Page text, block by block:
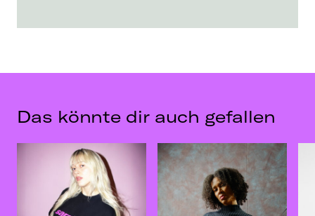
Das könnte dir auch gefallen